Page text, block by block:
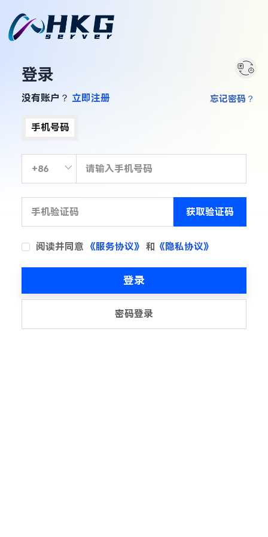
登录
没有账户？ 立即注册
手机号码
获取验证码
阅读并同意 《服务协议》 和 《隐私协议》
忘记密码？
登录
密码登录